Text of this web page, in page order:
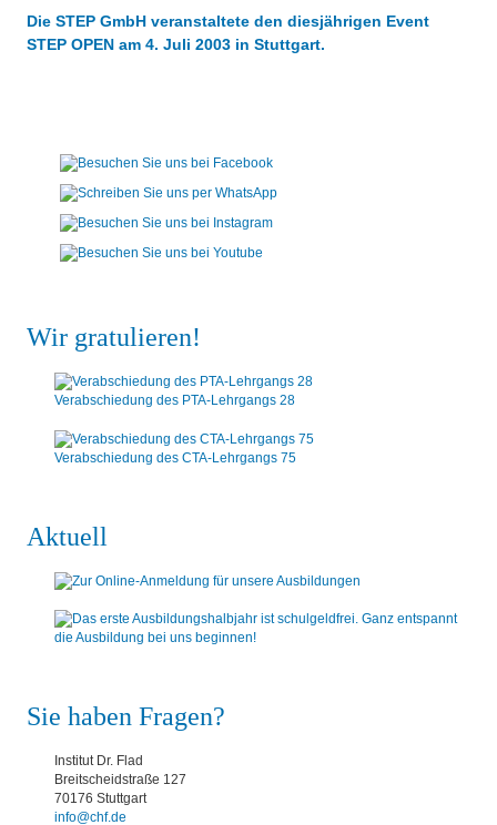
Die STEP GmbH veranstaltete den diesjährigen Event
STEP OPEN am 4. Juli 2003 in Stuttgart.
Wir gratulieren!
Verabschiedung des PTA-Lehrgangs 28
Verabschiedung des CTA-Lehrgangs 75
Aktuell
Sie haben Fragen?
Institut Dr. Flad
Breitscheidstraße 127
70176 Stuttgart
info@chf.de